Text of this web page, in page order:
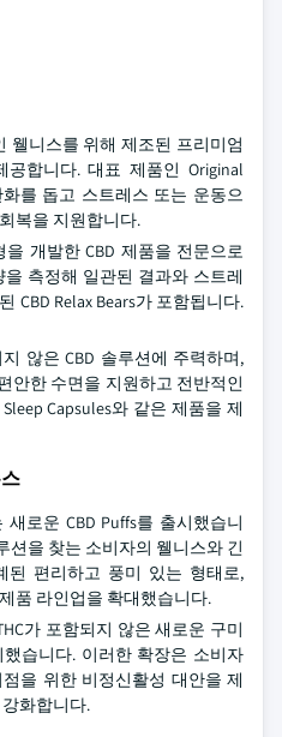
웰니스를 위해 제조된 프리미엄
공합니다. 대표 제품인 Original
를 돕고 스트레스 또는 운동으
복을 지원합니다.
을 개발한 CBD 제품을 전문으로
측정해 일관된 결과와 스트레
CBD Relax Bears가 포함됩니다.
지 않은 CBD 솔루션에 주력하며,
안한 수면을 지원하고 전반적인
Capsules와 같은 제품을 제
새로운 CBD Puffs를 출시했습니
션을 찾는 소비자의 웰니스와 긴
된 편리하고 풍미 있는 형태로,
품 라인업을 확대했습니다.
가 포함되지 않은 새로운 구미
습니다. 이러한 확장은 소비자
을 위한 비정신활성 대안을 제
화합니다.